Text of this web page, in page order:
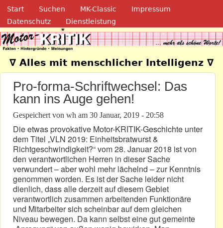
Direkt zum Inhalt
Navigation
Start Suchen MK-Classic
Impressum
Datenschutz
Dienstleistung
Motor-Kritik.de
∇ Alles mit menschlicher Intelligenz ∇
Pro-forma-Schriftwechsel: Das
kann ins Auge gehen!
Gespeichert von wh am 30 Januar, 2019 - 20:58
Die etwas provokative Motor-KRITIK-Geschichte unter
dem Titel „VLN 2019: Einheitsbratwurst &
Richtgeschwindigkeit?“ vom 28. Januar 2018 ist von
den verantwortlichen Herren in dieser Sache
verwundert – aber wohl mehr lächelnd – zur Kenntnis
genommen worden. Es ist der Sache leider nicht
dienlich, dass alle derzeit auf diesem Gebiet
verantwortlich zusammen arbeitenden Funktionäre
und Mitarbeiter sich scheinbar auf dem gleichen
Niveau bewegen. Da kann selbst eine gut gemeinte